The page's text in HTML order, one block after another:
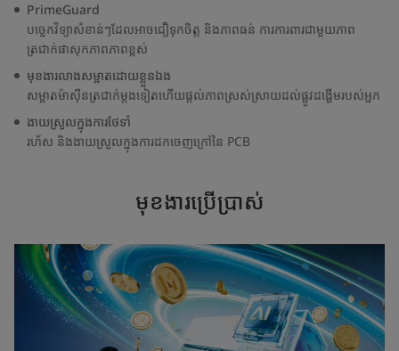
PrimeGuard
បច្ចេកវិទ្យាសំខាន់ៗដែលអាចជឿទុកចិត្ត និងភាពធន់ ការការពារជាមួយភាព
ត្រជាក់ផាសុកភាពភាពខ្ពស់
មុខងារលាងសម្អាតដោយខ្លួនឯង
សម្អាតម៉ាស៊ីនត្រជាក់ម្តងទៀតហើយផ្តល់ភាពស្រស់ស្រាយដល់ផ្លូវដង្ហើមរបស់អ្នក
ងាយស្រួលក្នុងការថែទាំ
រហ័ស និងងាយស្រួលក្នុងការដកចេញក្រៅនៃ PCB
មុខងារប្រើប្រាស់